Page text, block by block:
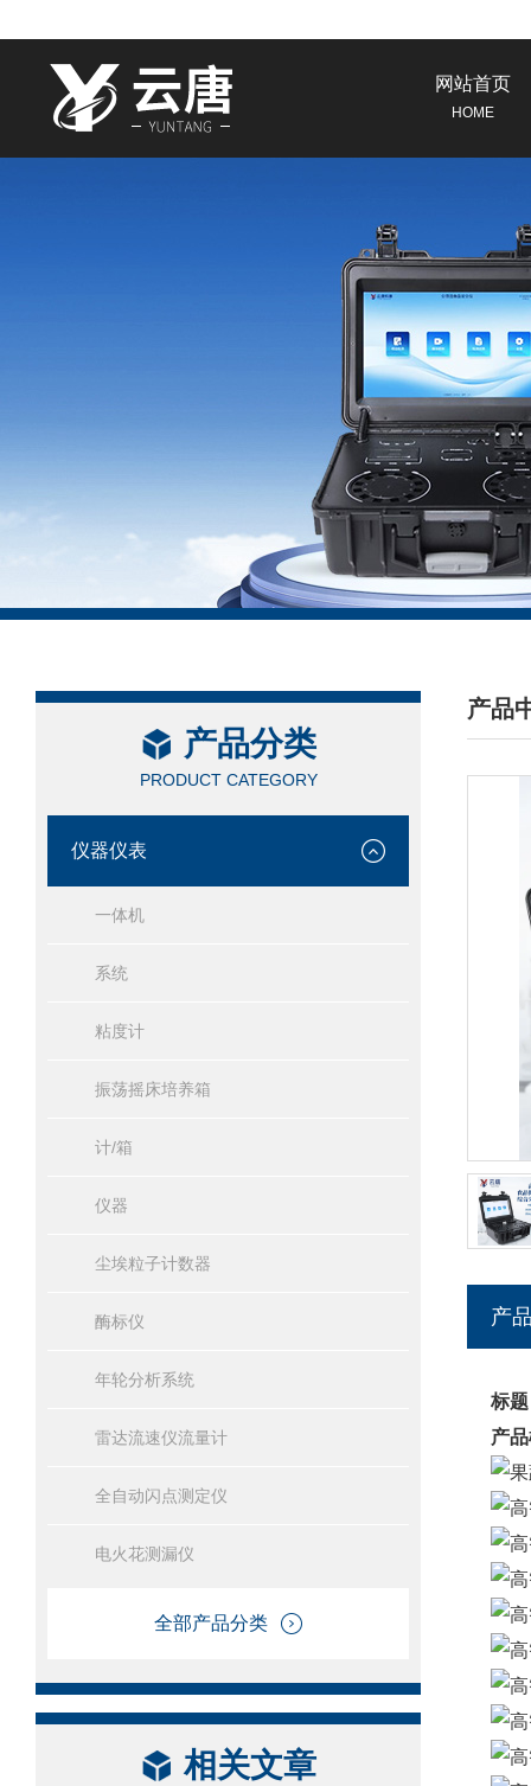
网站首页
HOME
产品分类
PRODUCT CATEGORY
仪器仪表
一体机
系统
粘度计
振荡摇床培养箱
计/箱
仪器
尘埃粒子计数器
酶标仪
年轮分析系统
雷达流速仪流量计
全自动闪点测定仪
电火花测漏仪
全部产品分类
相关文章
产品
/
产
标
产